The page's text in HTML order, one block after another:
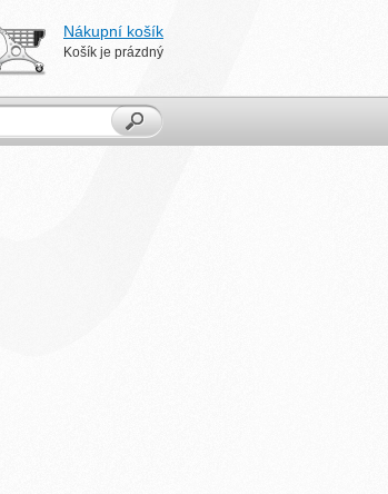
Nákupní košík
Košík je prázdný